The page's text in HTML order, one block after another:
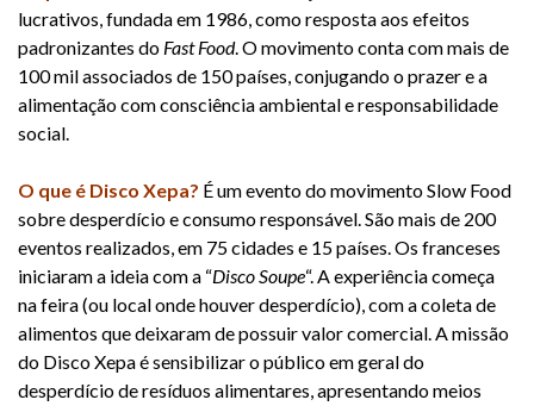
lucrativos, fundada em 1986, como resposta aos efeitos
padronizantes do Fast Food. O movimento conta com mais de
100 mil associados de 150 países, conjugando o prazer e a
alimentação com consciência ambiental e responsabilidade
social.
O que é Disco Xepa? É um evento do movimento Slow Food
sobre desperdício e consumo responsável. São mais de 200
eventos realizados, em 75 cidades e 15 países. Os franceses
iniciaram a ideia com a “Disco Soupe“. A experiência começa
na feira (ou local onde houver desperdício), com a coleta de
alimentos que deixaram de possuir valor comercial. A missão
do Disco Xepa é sensibilizar o público em geral do
desperdício de resíduos alimentares, apresentando meios